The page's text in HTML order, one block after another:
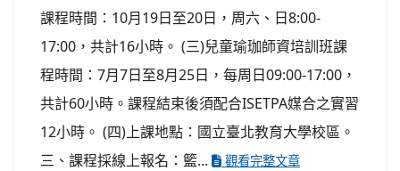
課程時間：10月19日至20日，周六、日8:00-
17:00，共計16小時。 (三)兒童瑜珈師資培訓班課
程時間：7月7日至8月25日，每周日09:00-17:00，
共計60小時。課程結束後須配合ISETPA媒合之實習
12小時。 (四)上課地點：國立臺北教育大學校區。
三、課程採線上報名：籃...
觀看完整文章